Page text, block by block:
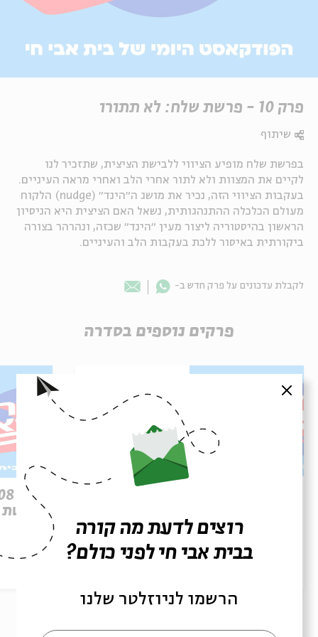
פרק 10 - פרשת שלח: לא תתורו
בפרשת שלח מופיע הציווי ללבישת הציצית, שתזכיר לנו
לקיים את המצוות ולא לתור אחרי הלב ואחרי מראה העיניים.
בעקבות הציווי הזה, נכיר את מושג ה״הינד״ (nudge) הלקוח
מעולם הכלכלה ההתנהגותית, נשאל האם הציצית היא הניסיון
הראשון בהיסטוריה ליצור מעין ״הינד״ שכזה, ונהרהר בצורה
ביקורתית באיסור ללכת בעקבות הלב והעיניים.
שיתוף
לקבלת עדכונים על פרק חדש ב- Whatsapp
Email
פרקים נוספים בסדרה
לוהטת
סגור
רוצים לדעת מה קורה
בבית אבי חי לפני כולם?
הרשמו לניוזלטר שלנו